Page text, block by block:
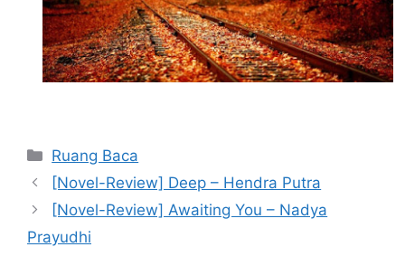
Kategori
Ruang Baca
[Novel-Review] Deep – Hendra Putra
[Novel-Review] Awaiting You – Nadya
Prayudhi